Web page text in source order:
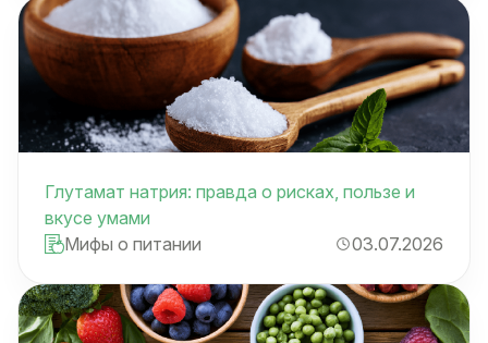
Глутамат натрия: правда о рисках, пользе и
вкусе умами
Мифы о питании
03.07.2026